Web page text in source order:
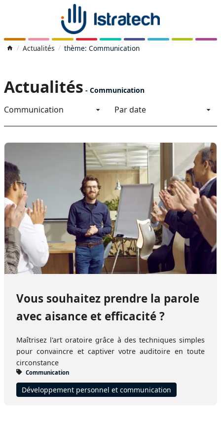
Actualités thème: Communication
Actualités - Communication
Communication Par date
Vous souhaitez prendre la parole
avec aisance et efficacité ?
Maîtrisez l'art oratoire grâce à des techniques simples
pour convaincre et captiver votre auditoire en toute
circonstance
Communication
Développement personnel et communication